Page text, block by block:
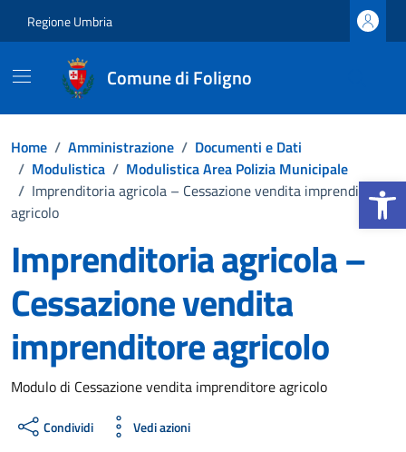
Apri la
Regione Umbria
Comune di Foligno
Home / Amministrazione / Documenti e Dati
/ Modulistica / Modulistica Area Polizia Municipale
/ Imprenditoria agricola – Cessazione vendita imprenditore
agricolo
Imprenditoria agricola –
Cessazione vendita
imprenditore agricolo
Dettagli del documento
Modulo di Cessazione vendita imprenditore agricolo
Condividi Vedi azioni